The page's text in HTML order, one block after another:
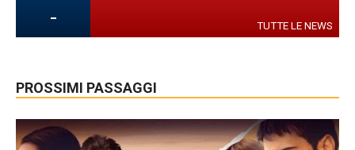
- TUTTE LE NEWS
PROSSIMI PASSAGGI